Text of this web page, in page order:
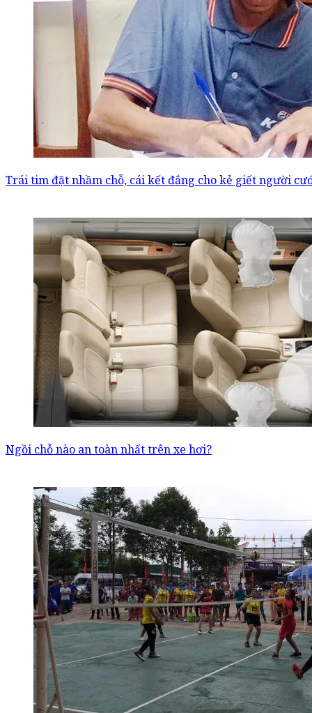
Trái tim đặt nhầm chỗ, cái kết đắng cho kẻ giết người
Ngồi chỗ nào an toàn nhất trên xe hơi?